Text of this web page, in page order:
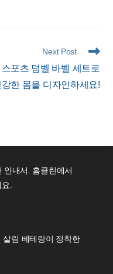
Next Post
포츠 덤벨 바벨 세트로
강한 몸을 디자인하세요!
안내서. 홈클린에서
.
살림 베테랑이 정착한